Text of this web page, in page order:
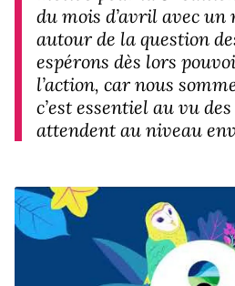
du mois d’avril avec un
autour de la question
espérons dès lors
l’action, car nous
c’est essentiel au vu
attendent au niveau